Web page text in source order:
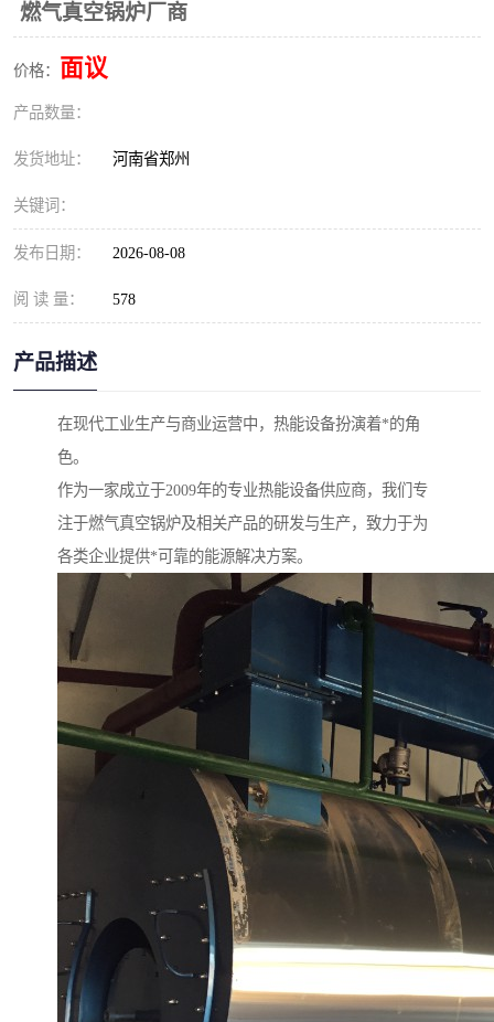
燃气真空锅炉厂商
价格： 面议
产品数量：
发货地址： 河南省郑州
关键词：
发布日期： 2026-08-08
阅 读 量： 578
产品描述
在现代工业生产与商业运营中，热能设备扮演着*的角
色。
作为一家成立于2009年的专业热能设备供应商，我们专
注于燃气真空锅炉及相关产品的研发与生产，致力于为
各类企业提供*可靠的能源解决方案。